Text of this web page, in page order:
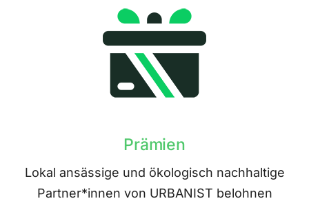
Prämien
Lokal ansässige und ökologisch nachhaltige
Partner*innen von URBANIST belohnen